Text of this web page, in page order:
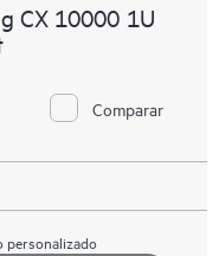
CX 10000 1U
Comparar
personalizado